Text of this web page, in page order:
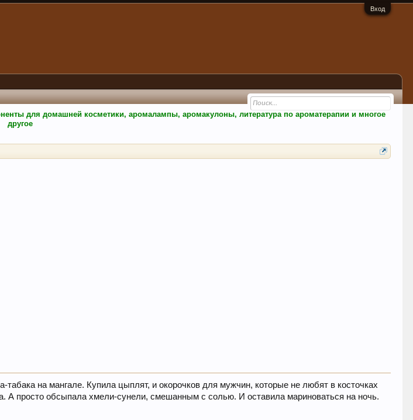
Вход
для домашней косметики, аромалампы, аромакулоны, литература по ароматерапии и многое
другое
табака на мангале. Купила цыплят, и окорочков для мужчин, которые не любят в косточках
А просто обсыпала хмели-сунели, смешанным с солью. И оставила мариноваться на ночь.